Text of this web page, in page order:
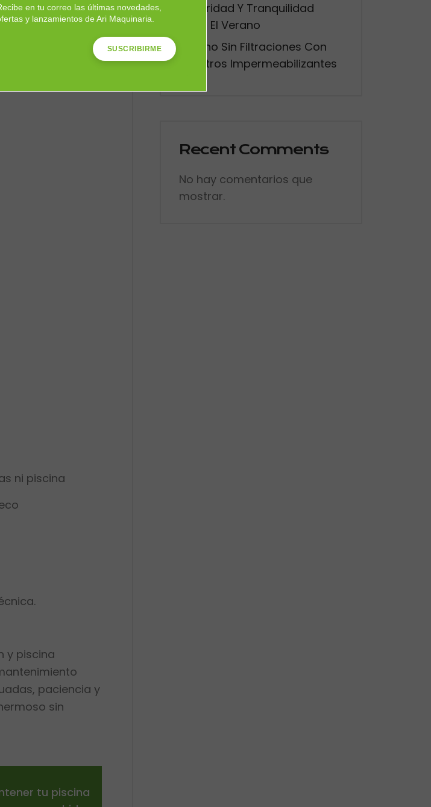
para mantener
el verano.
ni piscina
y piscina
paciencia y
sin
tu piscina
Seguridad Y Tranquilidad
Todo El Verano
Verano Sin Filtraciones Con
Nuestros Impermeabilizantes
Recent Comments
No hay comentarios que
mostrar.
en tu correo las últimas novedades,
y lanzamientos de Ari Maquinaria.
SUSCRIBIRME